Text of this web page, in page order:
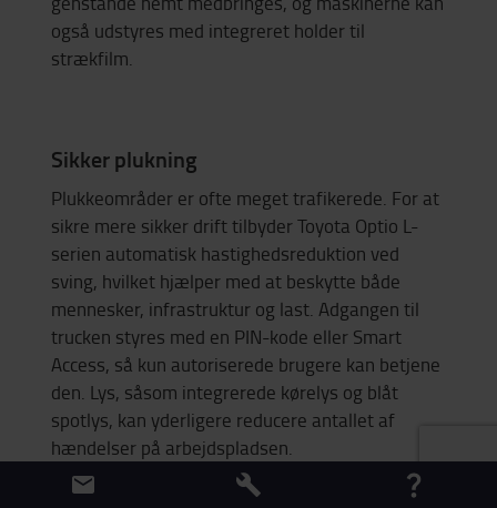
også udstyres med integreret holder til
strækfilm.
Sikker plukning
Plukkeområder er ofte meget trafikerede. For at
sikre mere sikker drift tilbyder Toyota Optio L-
serien automatisk hastighedsreduktion ved
sving, hvilket hjælper med at beskytte både
mennesker, infrastruktur og last. Adgangen til
trucken styres med en PIN-kode eller Smart
Access, så kun autoriserede brugere kan betjene
den. Lys, såsom integrerede kørelys og blåt
spotlys, kan yderligere reducere antallet af
hændelser på arbejdspladsen.